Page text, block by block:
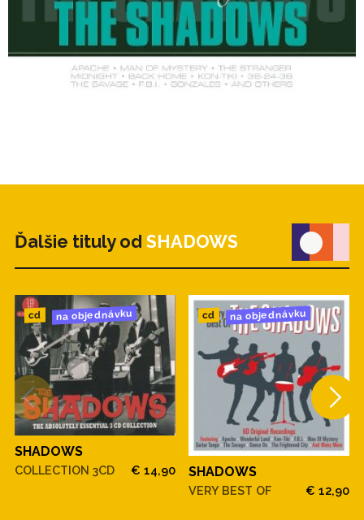
Ďalšie tituly od SHADOWS
cd na objednávku
SHADOWS
COLLECTION 3CD € 14,90
cd na objednávku
SHADOWS
VERY BEST OF € 12,90